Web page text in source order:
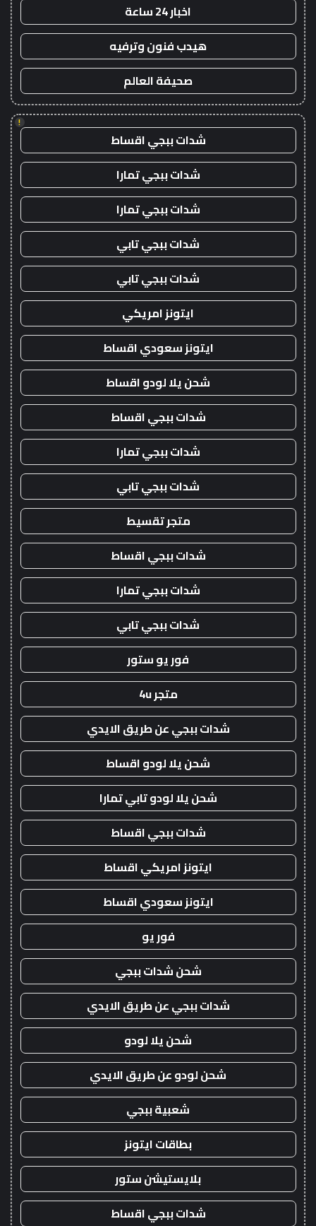
اخبار 24 ساعة
هيدب فنون وترفيه
صحيفة العالم
!
شدات ببجي اقساط
شدات ببجي تمارا
شدات ببجي تمارا
شدات ببجي تابي
شدات ببجي تابي
ايتونز امريكي
ايتونز سعودي اقساط
شحن يلا لودو اقساط
شدات ببجي اقساط
شدات ببجي تمارا
شدات ببجي تابي
متجر تقسيط
شدات ببجي اقساط
شدات ببجي تمارا
شدات ببجي تابي
فور يو ستور
متجر 4u
شدات ببجي عن طريق الايدي
شحن يلا لودو اقساط
شحن يلا لودو تابي تمارا
شدات ببجي اقساط
ايتونز امريكي اقساط
ايتونز سعودي اقساط
فور يو
شحن شدات ببجي
شدات ببجي عن طريق الايدي
شحن يلا لودو
شحن لودو عن طريق الايدي
شعبية ببجي
بطاقات ايتونز
بلايستيشن ستور
شدات ببجي اقساط